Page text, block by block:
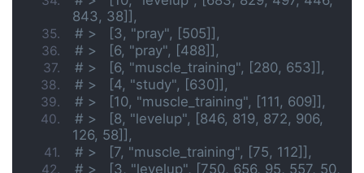
843, 38]],
# >   [3, "pray", [505]],
# >   [6, "pray", [488]],
# >   [6, "muscle_training", [280, 653]],
# >   [4, "study", [630]],
# >   [10, "muscle_training", [111, 609]],
# >   [8, "levelup", [846, 819, 872, 906,
126, 58]],
# >   [7, "muscle_training", [75, 112]],
# >   [3, "levelup", [750, 656, 95, 557, 50,